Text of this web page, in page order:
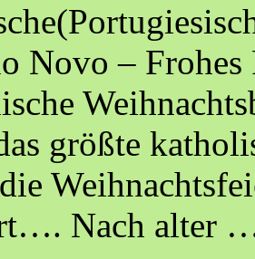
Novo – Frohes
größte
Nach alter